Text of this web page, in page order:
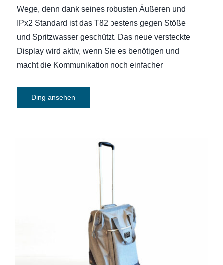
Wege, denn dank seines robusten Äußeren und
IPx2 Standard ist das T82 bestens gegen Stöße
und Spritzwasser geschützt. Das neue versteckte
Display wird aktiv, wenn Sie es benötigen und
macht die Kommunikation noch einfacher
Ding ansehen
Trolley „Punta Big Wheel“